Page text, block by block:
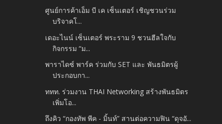
ศูนย์การค้าเอ็ม บี เค เซ็นเตอร์ เชิญชวนร่วม
บริจาคโ...
เดอะไนน์ เซ็นเตอร์ พระราม 9 ชวนฮีลใจกับ
กิจกรรม “ม...
พาราไดซ์ พาร์ค ร่วมกับ SET และ พันธมิตรผู้
ประกอบกา...
ททท. ร่วมงาน THAI Networking สร้างพันธมิตร
เพิ่มโอ...
ถึงคิว “กองทัพ พีค - มิ้นท์” สานต่อความฟิน “ดุจอั...